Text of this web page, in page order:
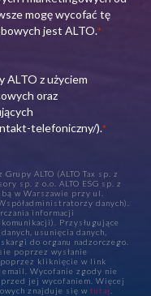
mogę wycofać tę
jest ALTO.*
ALTO z użyciem
oraz
telefoniczny/).*
ALTO (ALTO Tax sp. z
sp. z o.o. ALTO ESG sp. z
w Warszawie przy ul.
danych).
informacji
Przysługujące
usunięcia danych,
do organu nadzorczego.
poprzez wysłanie
kliknięcie w link
Wycofanie zgody nie
przed jej wycofaniem. Więcej
znajduje się w tutaj